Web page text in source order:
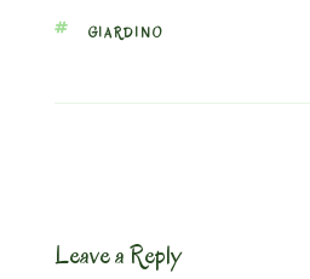
TAGS
GIARDINO
Leave a Reply